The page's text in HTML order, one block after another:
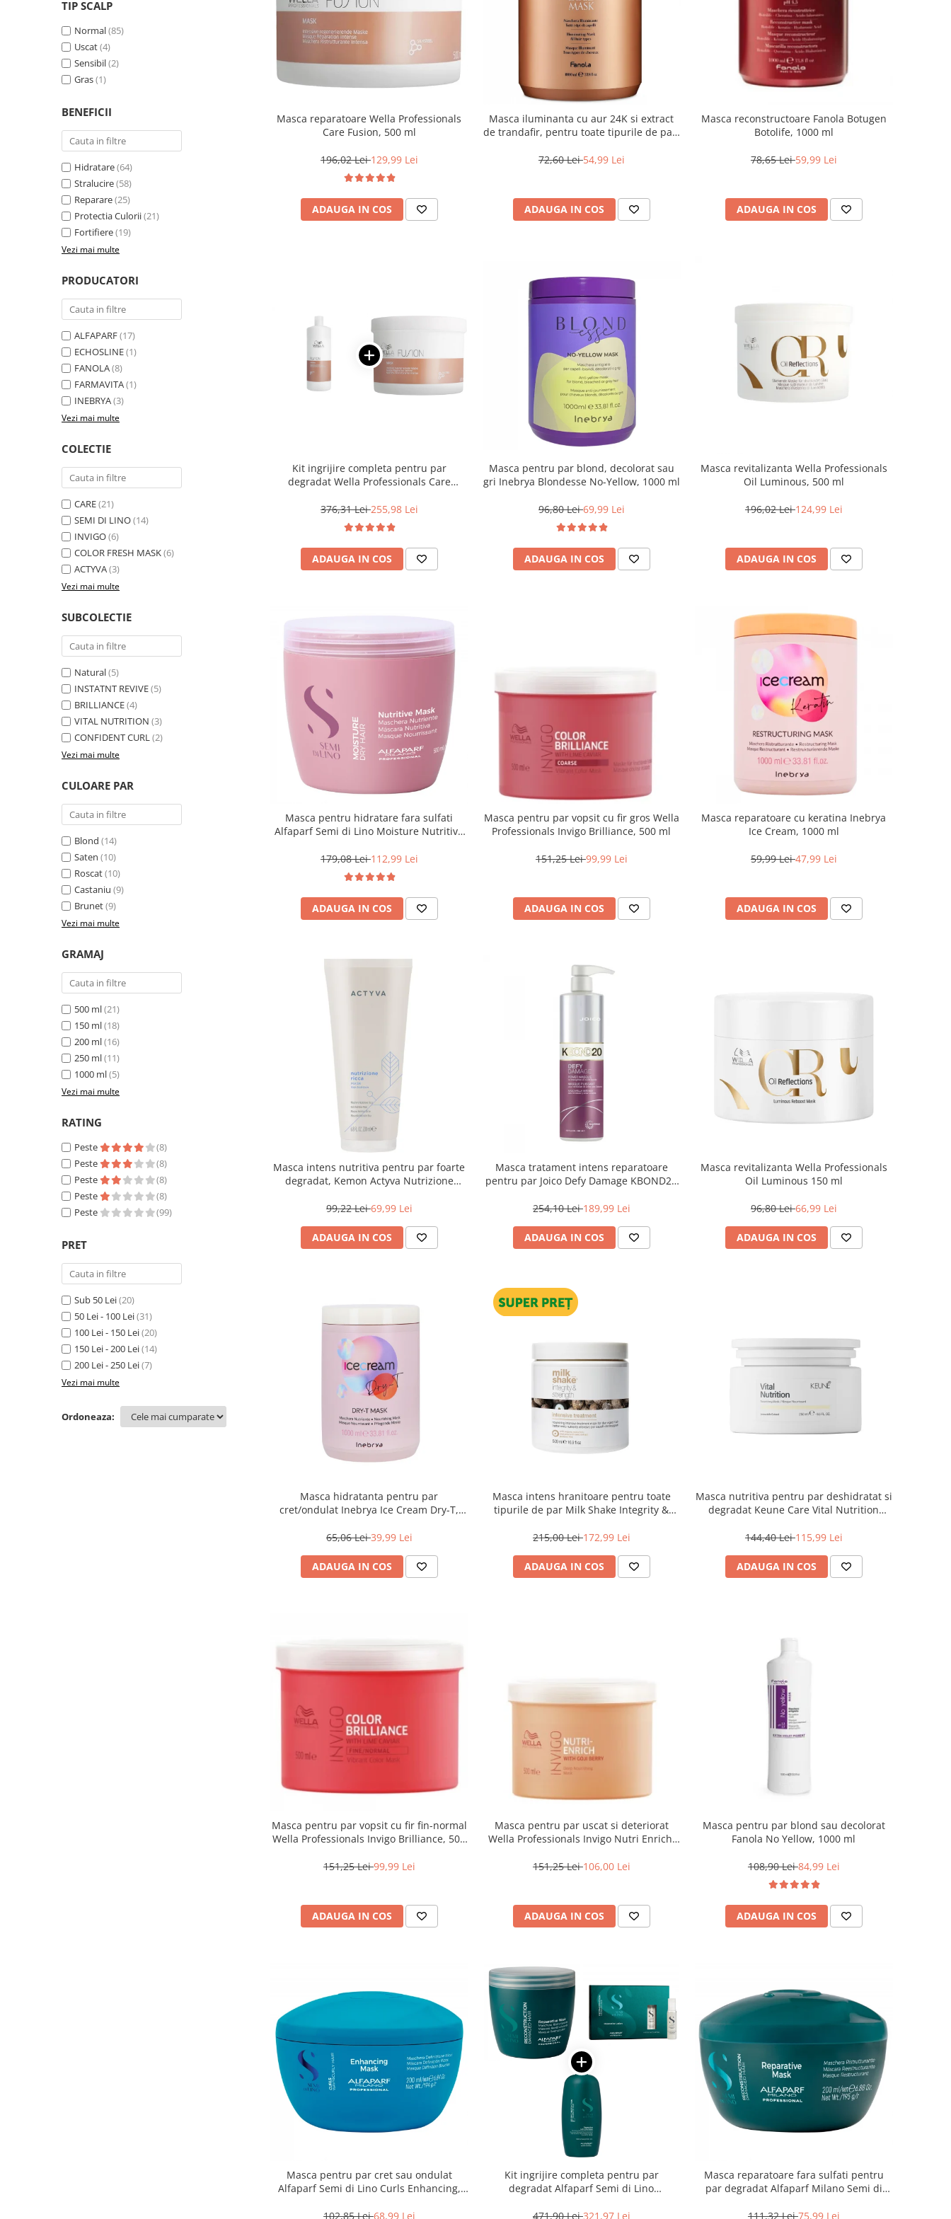
TIP SCALP
Normal(85)
Uscat(4)
Sensibil(2)
Gras(1)
BENEFICII
Hidratare(64)
Stralucire(58)
Reparare(25)
Protectia Culorii(21)
Fortifiere(19)
Vezi mai multe
PRODUCATORI
ALFAPARF(17)
ECHOSLINE(1)
FANOLA(8)
FARMAVITA(1)
INEBRYA(3)
Vezi mai multe
COLECTIE
CARE(21)
SEMI DI LINO(14)
INVIGO(6)
COLOR FRESH MASK(6)
ACTYVA(3)
Vezi mai multe
SUBCOLECTIE
Natural(5)
INSTATNT REVIVE(5)
BRILLIANCE(4)
VITAL NUTRITION (3)
CONFIDENT CURL(2)
Vezi mai multe
CULOARE PAR
Blond (14)
Saten (10)
Roscat(10)
Castaniu (9)
Brunet(9)
Vezi mai multe
GRAMAJ
500 ml(21)
150 ml(18)
200 ml(16)
250 ml(11)
1000 ml(5)
Vezi mai multe
RATING
Peste
(8)
Peste
(8)
Peste
(8)
Peste
(8)
Peste
(99)
PRET
Sub 50 Lei(20)
50 Lei - 100 Lei(31)
100 Lei - 150 Lei(20)
150 Lei - 200 Lei(14)
200 Lei - 250 Lei(7)
Vezi mai multe
Ordoneaza:
Masca reparatoare Wella Professionals
Care Fusion, 500 ml
196,02 Lei129,99 Lei
ADAUGA IN COS
Masca iluminanta cu aur 24K si extract
de trandafir, pentru toate tipurile de par,
72,60 Lei54,99 Lei
ADAUGA IN COS
Masca reconstructoare Fanola Botugen
Botolife, 1000 ml
78,65 Lei59,99 Lei
ADAUGA IN COS
Kit ingrijire completa pentru par
degradat Wella Professionals Care
376,31 Lei255,98 Lei
ADAUGA IN COS
Masca pentru par blond, decolorat sau
gri Inebrya Blondesse No-Yellow, 1000 ml
96,80 Lei69,99 Lei
ADAUGA IN COS
Masca revitalizanta Wella Professionals
Oil Luminous, 500 ml
196,02 Lei124,99 Lei
ADAUGA IN COS
Masca pentru hidratare fara sulfati
Alfaparf Semi di Lino Moisture Nutritive
179,08 Lei112,99 Lei
ADAUGA IN COS
Masca pentru par vopsit cu fir gros Wella
Professionals Invigo Brilliance, 500 ml
151,25 Lei99,99 Lei
ADAUGA IN COS
Masca reparatoare cu keratina Inebrya
Ice Cream, 1000 ml
59,99 Lei47,99 Lei
ADAUGA IN COS
Masca intens nutritiva pentru par foarte
degradat, Kemon Actyva Nutrizione
99,22 Lei69,99 Lei
ADAUGA IN COS
Masca tratament intens reparatoare
pentru par Joico Defy Damage KBOND20
254,10 Lei189,99 Lei
ADAUGA IN COS
Masca revitalizanta Wella Professionals
Oil Luminous 150 ml
96,80 Lei66,99 Lei
ADAUGA IN COS
Masca hidratanta pentru par
cret/ondulat Inebrya Ice Cream Dry-T,
65,06 Lei39,99 Lei
ADAUGA IN COS
Masca intens hranitoare pentru toate
tipurile de par Milk Shake Integrity &
215,00 Lei172,99 Lei
ADAUGA IN COS
Masca nutritiva pentru par deshidratat si
degradat Keune Care Vital Nutrition
144,40 Lei115,99 Lei
ADAUGA IN COS
Masca pentru par vopsit cu fir fin-normal
Wella Professionals Invigo Brilliance, 500
151,25 Lei99,99 Lei
ADAUGA IN COS
Masca pentru par uscat si deteriorat
Wella Professionals Invigo Nutri Enrich,
151,25 Lei106,00 Lei
ADAUGA IN COS
Masca pentru par blond sau decolorat
Fanola No Yellow, 1000 ml
108,90 Lei84,99 Lei
ADAUGA IN COS
Masca pentru par cret sau ondulat
Alfaparf Semi di Lino Curls Enhancing,
102,85 Lei68,99 Lei
Kit ingrijire completa pentru par
degradat Alfaparf Semi di Lino
471,90 Lei321,97 Lei
Masca reparatoare fara sulfati pentru
par degradat Alfaparf Milano Semi di
111,32 Lei75,99 Lei